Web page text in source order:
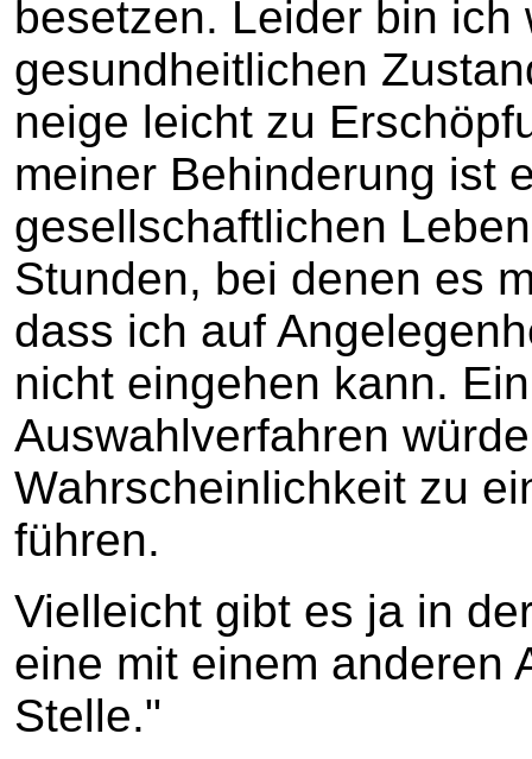
besetzen. Leider bin ich
gesundheitlichen
neige leicht zu
meiner Behinderung ist
gesellschaftlichen
Stunden, bei denen es
dass ich auf
nicht eingehen kann.
Auswahlverfahren
Wahrscheinlichkeit zu
führen.
Vielleicht gibt es ja in
eine mit einem anderen
Stelle."